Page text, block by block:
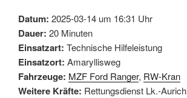
Datum: 2025-03-14 um 16:31 Uhr
Dauer: 20 Minuten
Einsatzart: Technische Hilfeleistung
Einsatzort: Amaryllisweg
Fahrzeuge: MZF Ford Ranger, RW-Kran
Weitere Kräfte: Rettungsdienst Lk.-Aurich